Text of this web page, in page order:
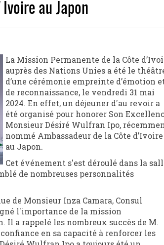
au Japon
La Mission Permanente de la Côte
auprès des Nations Unies a été le
d’une cérémonie empreinte d’émotion
de reconnaissance, le vendredi 31 mai
2024. En effet, un déjeuner d'au revoir a
été organisé pour honorer Son
Monsieur Désiré Wulfran Ipo,
nommé Ambassadeur de la Côte d’Ivoire
au Japon.
Cet événement s'est déroulé dans la
de nombreuses personnalités
de Monsieur Inza Camara, Consul
l'importance de la mission
Il a rappelé les nombreux succès de M.
en sa capacité à renforcer les